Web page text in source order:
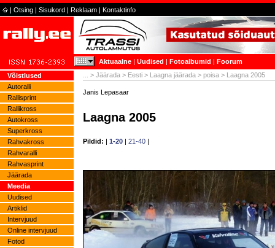
| Otsing | Sisukord | Reklaam | Kontaktinfo
Aktuaalne | Uudised | Fotoalbumid | Foorum
Võistlused
Autoralli
Rallisprint
Rallikross
Autokross
Superkross
Rahvakross
Rahvaralli
Rahvasprint
Jäärada
Meedia
Uudised
Artiklid
Intervjuud
Online intervjuud
Fotod
> Jäärada > Eesti > Laagna jäärada > poisa > Laagna 2005
Janis Lepasaar
Laagna 2005
Pildid: | 1-20 | 21-40 |